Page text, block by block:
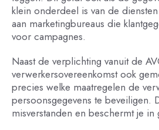
klein onderdeel is van de
aan marketingbureaus die
voor campagnes.
Naast de verplichting vanuit de
verwerkersovereenkomst ook
precies welke maatregelen de
persoonsgegevens te beveiligen.
misverstanden en beschermt je in